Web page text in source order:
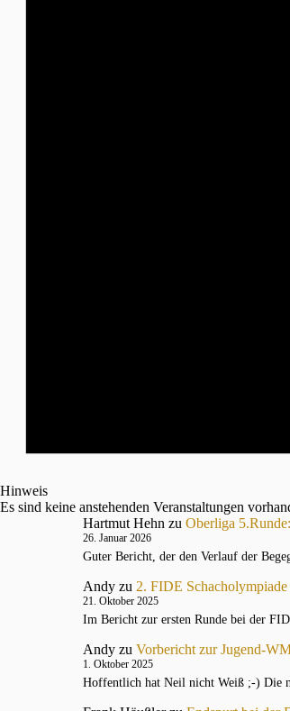
Hinweis
Es sind keine anstehenden Veranstaltungen
Hartmut Hehn zu Oberliga
26. Januar 2026
Guter Bericht, der den Verlauf der
Andy zu 2. FIDE
21. Oktober 2025
Im Bericht zur ersten Runde bei der
Andy zu Vorbericht zur Jugend-
1. Oktober 2025
Hoffentlich hat Neil nicht Weiß ;-) Die